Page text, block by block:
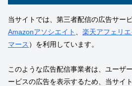
当サイトでは、第三者配信の広告サー
Amazonアソシエイト
楽天アフェリエ
マース ）を利用しています。
このような広告配信事業者は、ユーザ
ービスの広告を表示するため、当サイ